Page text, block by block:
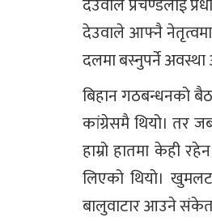
देउवाले प्रचण्डलाई
देउवाले आफ्नै नेतृत्वमा
दलमा बस्नुपर्ने
बिहान गठबन्धनको
कांग्रेसमै थियो। तर
हाम्रो हातमा केही
लिएको थियो।
बालुवाटार आउने